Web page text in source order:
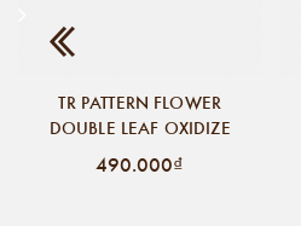
TR PATTERN FLOWER
DOUBLE LEAF OXIDIZE
490.000₫